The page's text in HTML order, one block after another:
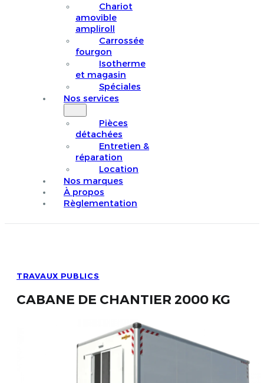
Chariot
amovible
ampliroll
Carrossée
fourgon
Isotherme
et magasin
Spéciales
Nos services
Pièces
détachées
Entretien &
réparation
Location
Nos marques
À propos
Règlementation
TRAVAUX PUBLICS
CABANE DE CHANTIER 2000 KG